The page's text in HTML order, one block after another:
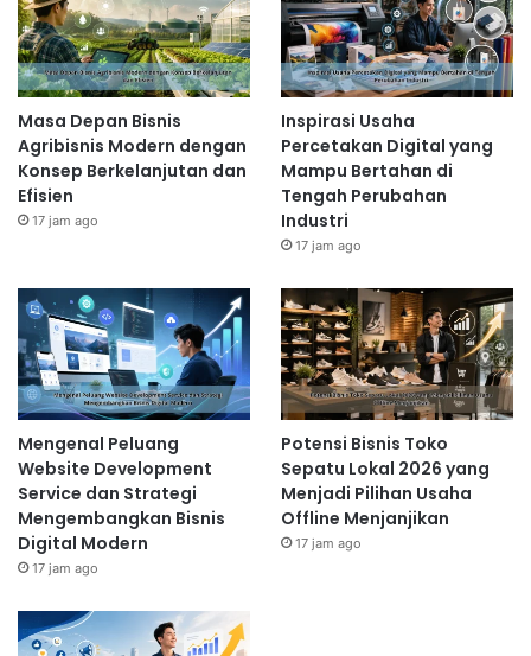
Masa Depan Bisnis
Agribisnis Modern dengan
Konsep Berkelanjutan dan
Efisien
17 jam ago
Inspirasi Usaha
Percetakan Digital yang
Mampu Bertahan di
Tengah Perubahan
Industri
17 jam ago
Mengenal Peluang
Website Development
Service dan Strategi
Mengembangkan Bisnis
Digital Modern
17 jam ago
Potensi Bisnis Toko
Sepatu Lokal 2026 yang
Menjadi Pilihan Usaha
Offline Menjanjikan
17 jam ago